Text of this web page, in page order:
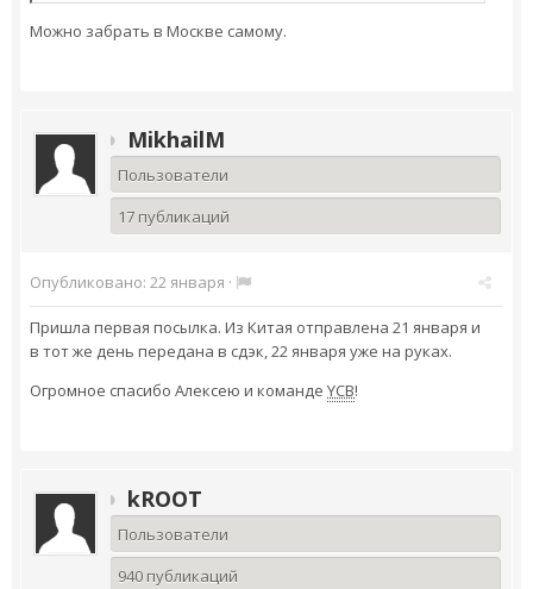
Можно забрать в Москве самому.
MikhailM
Пользователи
17 публикаций
Опубликовано: 22 января ·
Пришла первая посылка. Из Китая отправлена 21 января и
в тот же день передана в сдэк, 22 января уже на руках.
Огромное спасибо Алексею и команде YCB!
kROOT
Пользователи
940 публикаций